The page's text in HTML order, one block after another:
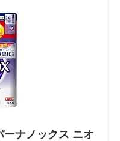
ーナノックス ニオ